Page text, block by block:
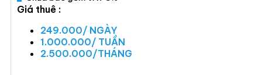
Giá thuê :
249.000/ NGÀY
1.000.000/ TUẦN
2.500.000/THÁNG